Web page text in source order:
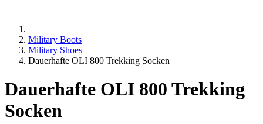
Military Boots
Military Shoes
Dauerhafte OLI 800 Trekking Socken
Dauerhafte OLI 800 Trekking
Socken